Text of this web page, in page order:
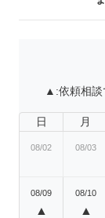
▲:依頼相
日 月
08/02 08/03
08/09
▲
08/10
▲